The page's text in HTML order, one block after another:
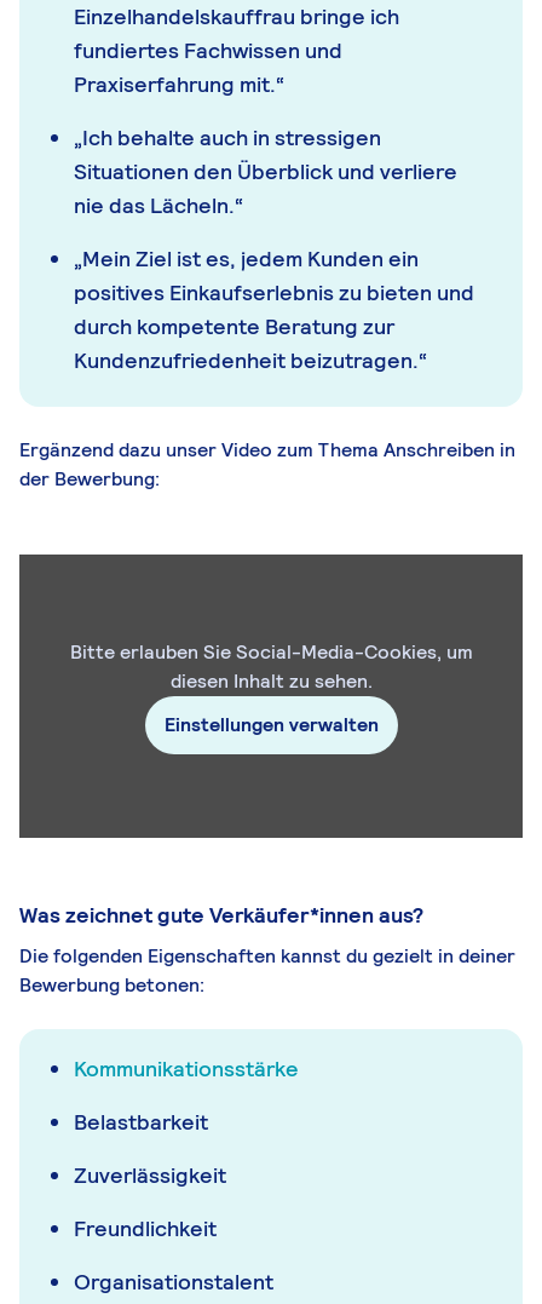
Einzelhandelskauffrau bringe ich
fundiertes Fachwissen und
Praxiserfahrung mit.“
„Ich behalte auch in stressigen
Situationen den Überblick und verliere
nie das Lächeln.“
„Mein Ziel ist es, jedem Kunden ein
positives Einkaufserlebnis zu bieten und
durch kompetente Beratung zur
Kundenzufriedenheit beizutragen.“
Ergänzend dazu unser Video zum Thema Anschreiben in
der Bewerbung:
Bitte erlauben Sie Social-Media-Cookies, um
diesen Inhalt zu sehen.
Einstellungen verwalten
Was zeichnet gute Verkäufer*innen aus?
Die folgenden Eigenschaften kannst du gezielt in deiner
Bewerbung betonen:
Kommunikationsstärke
Belastbarkeit
Zuverlässigkeit
Freundlichkeit
Organisationstalent